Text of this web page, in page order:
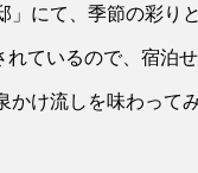
にて、季節の彩
ているので、宿
け流しを味わって